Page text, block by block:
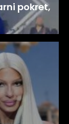
pokret,